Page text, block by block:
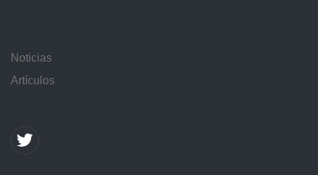
Noticias
Artículos